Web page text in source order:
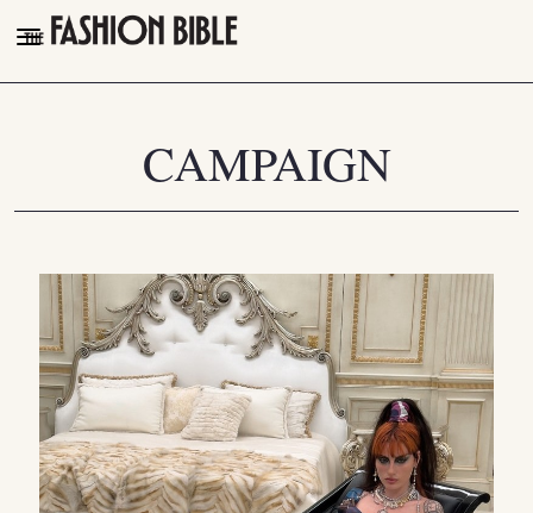
THE FASHION BIBLE
PLEASURES
VIDEOS
FOLLOW
Facebook
Instagram
Youtube
CAMPAIGN